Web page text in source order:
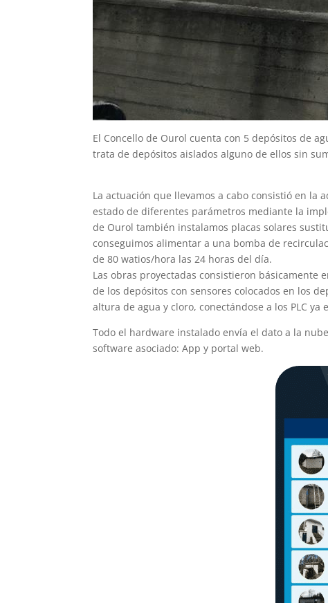
El Concello de Ourol cuenta con 5 depósitos de
trata de depósitos aislados alguno de ellos sin
La actuación que llevamos a cabo consistió en la
estado de diferentes parámetros mediante la
de Ourol también instalamos placas solares
conseguimos alimentar a una bomba de
de 80 watios/hora las 24 horas del día.
Las obras proyectadas consistieron básicamente
de los depósitos con sensores colocados en los
altura de agua y cloro, conectándose a los PLC ya
Todo el hardware instalado envía el dato a la
software asociado: App y portal web.